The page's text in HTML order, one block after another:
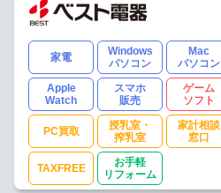
家電
Windows
パソコン
Mac
パソコン
Apple
Watch
スマホ
販売
ゲーム
ソフト
PC買取
授乳室・
搾乳室
家計相談
窓口
TAXFREE
お手軽
リフォーム